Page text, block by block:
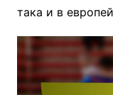
така и в